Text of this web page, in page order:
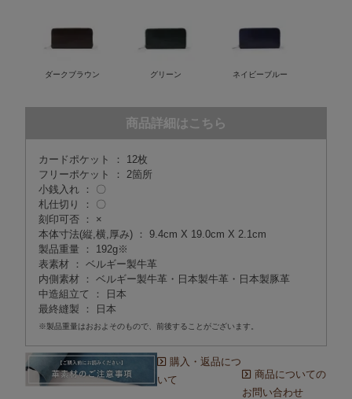
ダークブラウン グリーン ネイビーブルー
商品詳細はこちら
カードポケット ： 12枚
フリーポケット ： 2箇所
小銭入れ ： 〇
札仕切り ： 〇
刻印可否 ： ×
本体寸法(縦,横,厚み) ： 9.4cm X 19.0cm X 2.1cm
製品重量 ： 192g※
表素材 ： ベルギー製牛革
内側素材 ： ベルギー製牛革・日本製牛革・日本製豚革
中造組立て ： 日本
最終縫製 ： 日本
※製品重量はおおよそのもので、前後することがございます。
購入・返品につ
いて
商品についての
お問い合わせ